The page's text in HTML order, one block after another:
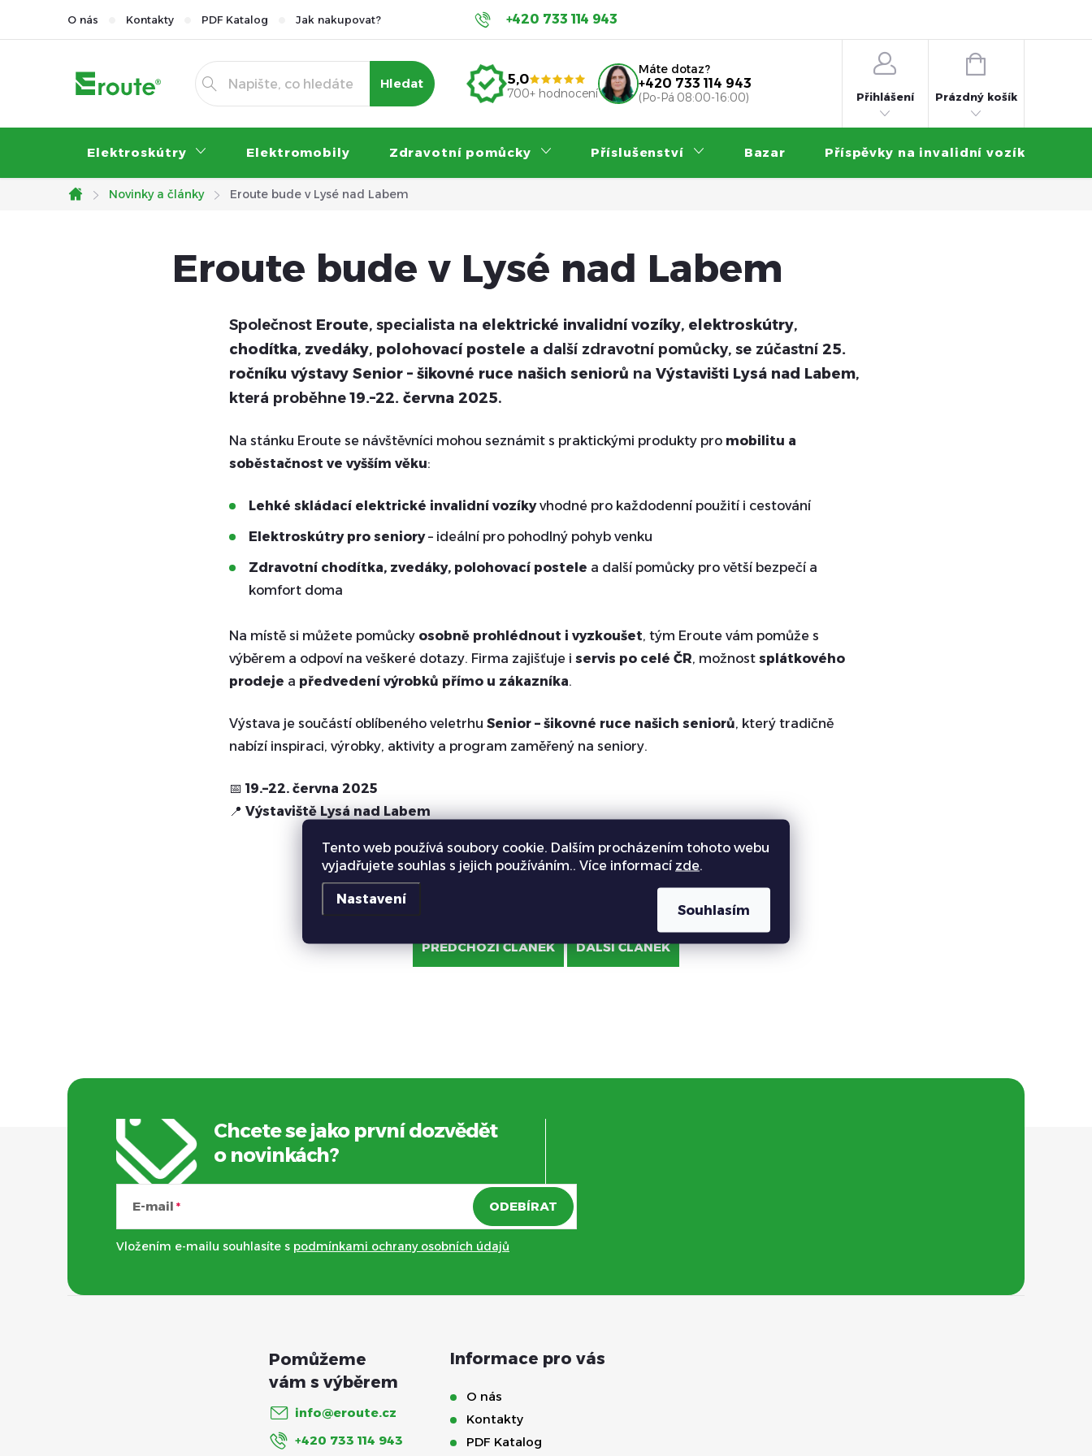
Tento web používá soubory cookie. Dalším procházením tohoto webu
vyjadřujete souhlas s jejich používáním.. Více informací zde.
Nastavení
Souhlasím
+420 733 114 943
O nás Kontakty PDF Katalog Jak nakupovat? Servis a záruka Příspěvky na invalidní vozík
Hledat 5,0
700+ hodnocení
Máte dotaz?
+420 733 114 943
(Po-Pá 08:00-16:00) Přihlášení
NÁKUPNÍ
KOŠÍK
Prázdný košík
Elektroskútry Elektromobily Zdravotní pomůcky Příslušenství Bazar Příspěvky na invalidní vozík
Domů
Novinky a články Eroute bude v Lysé nad Labem
Eroute bude v Lysé nad Labem
Společnost Eroute, specialista na elektrické invalidní vozíky, elektroskútry,
chodítka, zvedáky, polohovací postele a další zdravotní pomůcky, se zúčastní 25.
ročníku výstavy Senior – šikovné ruce našich seniorů na Výstavišti Lysá nad Labem,
která proběhne19.–22. června 2025.
Na stánku Eroute se návštěvníci mohou seznámit s praktickými produkty pro mobilitu a
soběstačnost ve vyšším věku:
Lehké skládací elektrické invalidní vozíkyvhodné pro každodenní použití i cestování
Elektroskútry pro seniory– ideální pro pohodlný pohyb venku
Zdravotní chodítka, zvedáky, polohovací postele a další pomůcky pro větší bezpečí a
komfort doma
Na místě si můžete pomůcky osobně prohlédnout i vyzkoušet, tým Eroute vám pomůže s
výběrem a odpoví na veškeré dotazy. Firma zajišťuje i servis po celé ČR, možnost splátkového
prodeje a předvedení výrobků přímo u zákazníka.
Výstava je součástí oblíbeného veletrhu Senior – šikovné ruce našich seniorů, který tradičně
nabízí inspiraci, výrobky, aktivity a program zaměřený na seniory.
📅 19.–22. června 2025
📍 Výstaviště Lysá nad Labem
PŘEDCHOZÍ ČLÁNEK DALŠÍ ČLÁNEK
Chcete se jako první dozvědět
o novinkách?
E-mail
Vložením e-mailu souhlasíte s podmínkami ochrany osobních údajů
ODEBÍRAT
info@eroute.cz
+420 733 114 943
Informace pro vás
O nás
Kontakty
PDF Katalog